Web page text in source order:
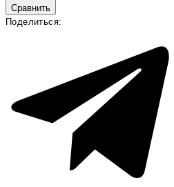
Сравнить
Поделиться: